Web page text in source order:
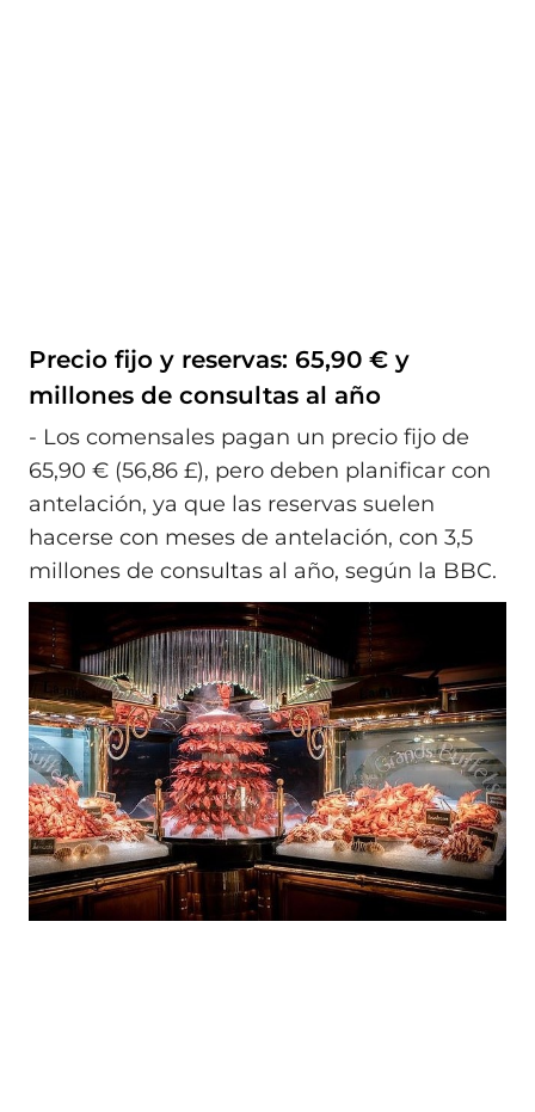
Precio fijo y reservas: 65,90 € y
millones de consultas al año
- Los comensales pagan un precio fijo de
65,90 € (56,86 £), pero deben planificar con
antelación, ya que las reservas suelen
hacerse con meses de antelación, con 3,5
millones de consultas al año, según la BBC.